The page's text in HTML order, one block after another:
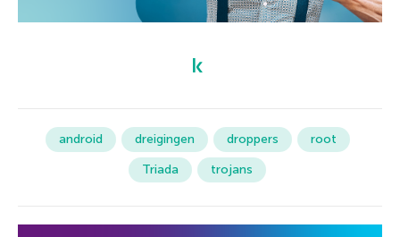
android dreigingen droppers
root
Triada
trojans